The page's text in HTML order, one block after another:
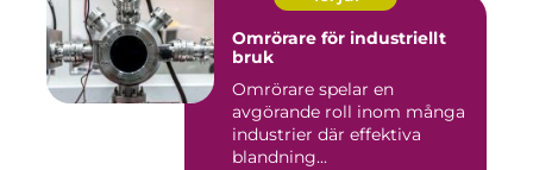
Omrörare för industriellt
bruk
Omrörare spelar en
avgörande roll inom många
industrier där effektiva
blandning...